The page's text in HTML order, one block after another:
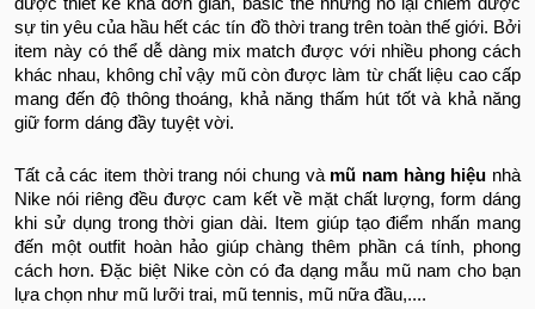
sự tin yêu của hầu hết các tín đồ thời trang trên toàn thế giới. Bởi
item này có thể dễ dàng mix match được với nhiều phong cách
khác nhau, không chỉ vậy mũ còn được làm từ chất liệu cao cấp
mang đến độ thông thoáng, khả năng thấm hút tốt và khả năng
giữ form dáng đầy tuyệt vời.
Tất cả các item thời trang nói chung vàmũ nam hàng hiệu nhà
Nike nói riêng đều được cam kết về mặt chất lượng, form dáng
khi sử dụng trong thời gian dài. Item giúp tạo điểm nhấn mang
đến một outfit hoàn hảo giúp chàng thêm phần cá tính, phong
cách hơn. Đặc biệt Nike còn có đa dạng mẫu mũ nam cho bạn
lựa chọn như mũ lưỡi trai, mũ tennis, mũ nữa đầu,....